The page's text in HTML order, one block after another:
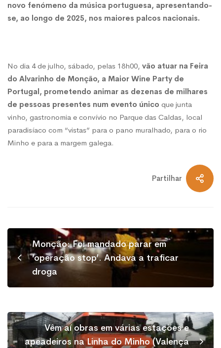
novo fenómeno da música portuguesa, apresentando-
se, ao longo de 2025, nos maiores palcos nacionais.
No dia 4 de julho, sábado, pelas 18h00, vão atuar na Feira
do Alvarinho de Monção, a Maior Wine Party de
Portugal, prometendo animar as dezenas de milhares
de pessoas presentes num evento único que junta
vinho, gastronomia e convívio no Parque das Caldas, local
paradisíaco com “vistas” para o pano muralhado, para o rio
Minho e para a margem galega.
Partilhar
Monção: Foi mandado parar em
‘operação stop’. Andava a traficar
droga
Vêm aí obras em várias estações e
apeadeiros na Linha do Minho (Valença